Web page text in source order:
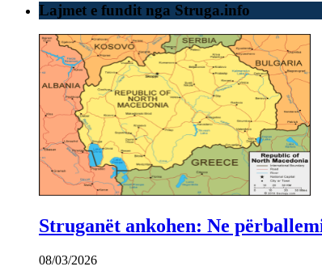
Lajmet e fundit nga Struga.info
Struganët ankohen: Ne
08/03/2026